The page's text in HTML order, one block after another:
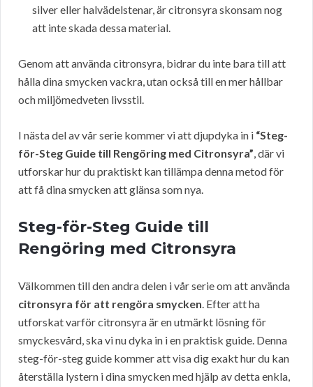
silver eller halvädelstenar, är citronsyra skonsam nog
att inte skada dessa material.
Genom att använda citronsyra, bidrar du inte bara till att
hålla dina smycken vackra, utan också till en mer hållbar
och miljömedveten livsstil.
I nästa del av vår serie kommer vi att djupdyka in i “Steg-
för-Steg Guide till Rengöring med Citronsyra”, där vi
utforskar hur du praktiskt kan tillämpa denna metod för
att få dina smycken att glänsa som nya.
Steg-för-Steg Guide till
Rengöring med Citronsyra
Välkommen till den andra delen i vår serie om att använda
citronsyra för att rengöra smycken. Efter att ha
utforskat varför citronsyra är en utmärkt lösning för
smyckesvård, ska vi nu dyka in i en praktisk guide. Denna
steg-för-steg guide kommer att visa dig exakt hur du kan
återställa lystern i dina smycken med hjälp av detta enkla,